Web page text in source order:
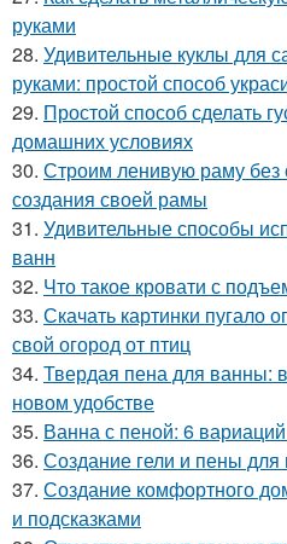
руками
28. Удивительные куклы для
руками: простой способ
29. Простой способ сделать
домашних условиях
30. Строим ленивую раму без
создания своей рамы
31. Удивительные способы
ванн
32. Что такое кровати с
33. Скачать картинки пугало
свой огород от птиц
34. Твердая пена для ванны:
новом удобстве
35. Ванна с пеной: 6
36. Создание гели и пены
37. Создание комфортного
и подсказками